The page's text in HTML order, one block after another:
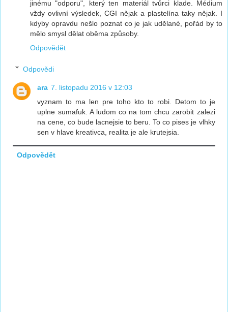
jinému "odporu", který ten materiál tvůrci klade. Médium
vždy ovlivní výsledek, CGI nějak a plastelína taky nějak. I
kdyby opravdu nešlo poznat co je jak udělané, pořád by to
mělo smysl dělat oběma způsoby.
Odpovědět
Odpovědi
ara 7. listopadu 2016 v 12:03
vyznam to ma len pre toho kto to robi. Detom to je
uplne sumafuk. A ludom co na tom chcu zarobit zalezi
na cene, co bude lacnejsie to beru. To co pises je vlhky
sen v hlave kreativca, realita je ale krutejsia.
Odpovědět